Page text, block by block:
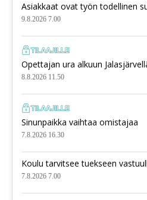
Asiakkaat ovat työn todellinen
9.8.2026 7.00
Opettajan ura alkuun
8.8.2026 11.50
Sinunpaikka vaihtaa omistajaa
7.8.2026 16.30
Koulu tarvitsee tuekseen
7.8.2026 7.00